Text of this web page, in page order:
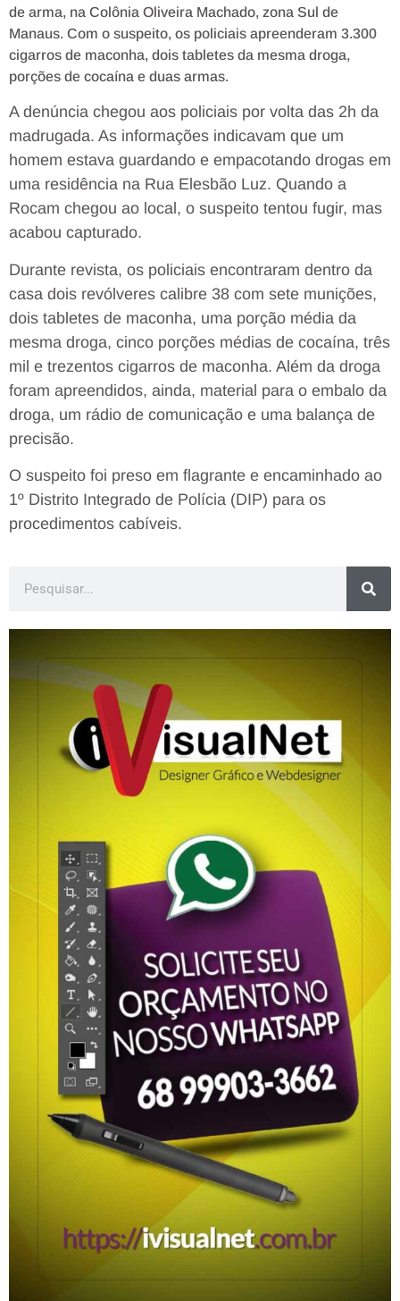
de arma, na Colônia Oliveira Machado, zona Sul de
Manaus. Com o suspeito, os policiais apreenderam 3.300
cigarros de maconha, dois tabletes da mesma droga,
porções de cocaína e duas armas.
A denúncia chegou aos policiais por volta das 2h da
madrugada. As informações indicavam que um
homem estava guardando e empacotando drogas em
uma residência na Rua Elesbão Luz. Quando a
Rocam chegou ao local, o suspeito tentou fugir, mas
acabou capturado.
Durante revista, os policiais encontraram dentro da
casa dois revólveres calibre 38 com sete munições,
dois tabletes de maconha, uma porção média da
mesma droga, cinco porções médias de cocaína, três
mil e trezentos cigarros de maconha. Além da droga
foram apreendidos, ainda, material para o embalo da
droga, um rádio de comunicação e uma balança de
precisão.
O suspeito foi preso em flagrante e encaminhado ao
1º Distrito Integrado de Polícia (DIP) para os
procedimentos cabíveis.